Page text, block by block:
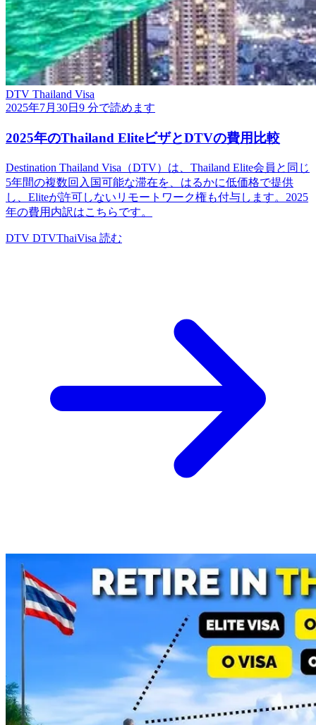
DTV Thailand Visa
2025年7月30日 9 分で読めます
2025年のThailand EliteビザとDTVの費用比較
Destination Thailand Visa（DTV）は、Thailand Elite会員と同じ
5年間の複数回入国可能な滞在を、はるかに低価格で提供
し、Eliteが許可しないリモートワーク権も付与します。2025
年の費用内訳はこちらです。
DTV DTVThaiVisa 読む